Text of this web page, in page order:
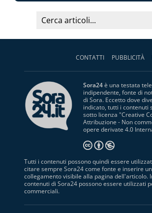
CONTATTI PUBBLICITÀ
Sora24è una testata
indipendente, fonte di
di Sora. Eccetto dove
indicato, tutti i contenuti
sotto licenza "Creative
Attribuzione - Non
opere derivate 4.0
Tutti i contenuti possono quindi essere
citare sempre Sora24 come fonte e inserire
collegamento visibile alla pagina dell'articolo.
contenuti di Sora24 possono essere utilizzati
commerciali.